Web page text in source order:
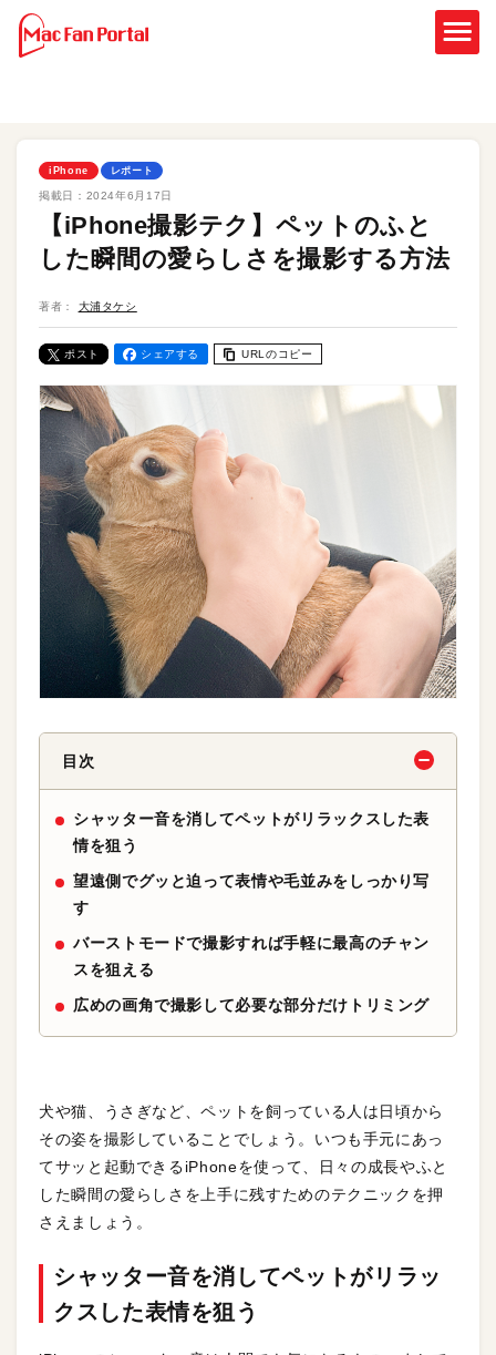
iPhone レポート
掲載日： 2024年6月17日
【iPhone撮影テク】ペットのふと
した瞬間の愛らしさを撮影する方法
著者： 大浦タケシ
ポスト シェアする URLのコピー
目次
シャッター音を消してペットがリラックスした表
情を狙う
望遠側でグッと迫って表情や毛並みをしっかり写
す
バーストモードで撮影すれば手軽に最高のチャン
スを狙える
広めの画角で撮影して必要な部分だけトリミング
犬や猫、うさぎなど、ペットを飼っている人は日頃から
その姿を撮影していることでしょう。いつも手元にあっ
てサッと起動できるiPhoneを使って、日々の成長やふと
した瞬間の愛らしさを上手に残すためのテクニックを押
さえましょう。
シャッター音を消してペットがリラッ
クスした表情を狙う